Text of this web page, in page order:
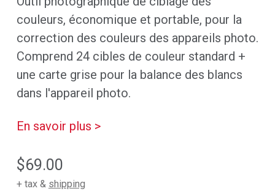
couleurs, économique et portable, pour la
correction des couleurs des appareils photo.
Comprend 24 cibles de couleur standard +
une carte grise pour la balance des blancs
dans l'appareil photo.
En savoir plus >
$69.00
+ tax & shipping